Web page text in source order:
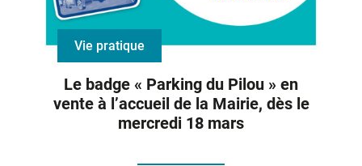
Vie pratique
Le badge « Parking du Pilou » en
vente à l’accueil de la Mairie, dès le
mercredi 18 mars